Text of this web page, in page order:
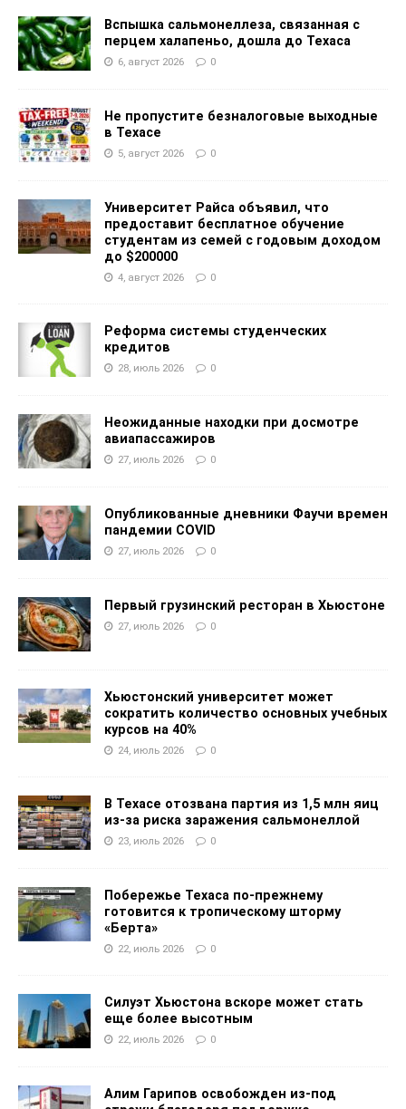
Вспышка сальмонеллеза, связанная с
перцем халапеньо, дошла до Техаса
6, август 2026 0
Не пропустите безналоговые выходные
в Техасе
5, август 2026 0
Университет Райса объявил, что
предоставит бесплатное обучение
студентам из семей с годовым доходом
до $200000
4, август 2026 0
Реформа системы студенческих
кредитов
28, июль 2026 0
Неожиданные находки при досмотре
авиапассажиров
27, июль 2026 0
Опубликованные дневники Фаучи времен
пандемии COVID
27, июль 2026 0
Первый грузинский ресторан в Хьюстоне
27, июль 2026 0
Хьюстонский университет может
сократить количество основных учебных
курсов на 40%
24, июль 2026 0
В Техасе отозвана партия из 1,5 млн яиц
из-за риска заражения сальмонеллой
23, июль 2026 0
Побережье Техаса по-прежнему
готовится к тропическому шторму
«Берта»
22, июль 2026 0
Силуэт Хьюстона вскоре может стать
еще более высотным
22, июль 2026 0
Алим Гарипов освобожден из-под